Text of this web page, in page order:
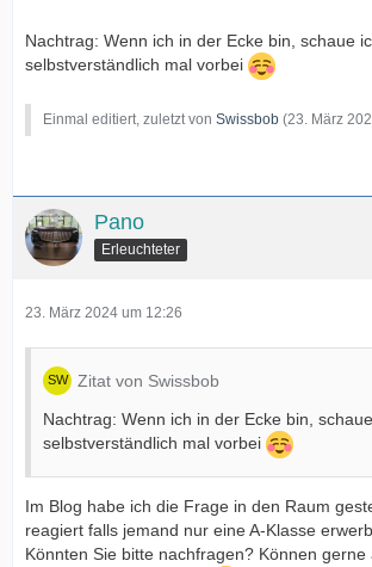
Nachtrag: Wenn ich in der Ecke bin, schaue
selbstverständlich mal vorbei
Einmal editiert, zuletzt von Swissbob (23. März
Pano
Erleuchteter
23. März 2024 um 12:26
Zitat von Swissbob
Nachtrag: Wenn ich in der Ecke bin,
selbstverständlich mal vorbei
Im Blog habe ich die Frage in den Raum
reagiert falls jemand nur eine A-Klasse
Könnten Sie bitte nachfragen? Können gerne